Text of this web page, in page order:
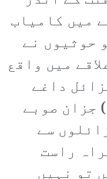
میں کامیاب
12 جون کو حوثیوں نے
میں واقع
داغے
جزان صوبے
سے
راست